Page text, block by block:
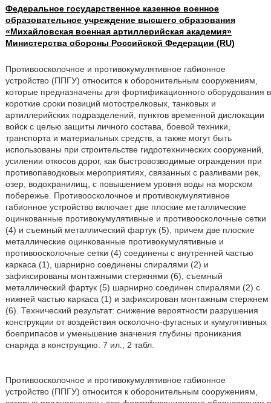
Федеральное государственное казенное военное
образовательное учреждение высшего образования
«Михайловская военная артиллерийская академия»
Министерства обороны Российской Федерации (RU)
Противоосколочное и противокумулятивное габионное
устройство (ППГУ) относится к оборонительным сооружениям,
которые предназначены для фортификационного оборудования в
короткие сроки позиций мотострелковых, танковых и
артиллерийских подразделений, пунктов временной дислокации
войск с целью защиты личного состава, боевой техники,
транспорта и материальных средств, а также могут быть
использованы при строительстве гидротехнических сооружений,
усилении откосов дорог, как быстровозводимые ограждения при
противопаводковых мероприятиях, связанных с разливами рек,
озер, водохранилищ, с повышением уровня воды на морском
побережье. Противоосколочное и противокумулятивное
габионное устройство включает две плоские металлические
оцинкованные противокумулятивные и противоосколочные сетки
(4) и съемный металлический фартук (5), причем две плоские
металлические оцинкованные противокумулятивные и
противоосколочные сетки (4) соединены с внутренней частью
каркаса (1), шарнирно соединены спиралями (2) и
зафиксированы монтажными стержнями (6), съемный
металлический фартук (5) шарнирно соединен спиралями (2) с
нижней частью каркаса (1) и зафиксирован монтажным стержнем
(6). Технический результат: снижение вероятности разрушения
конструкции от воздействия осколочно-фугасных и кумулятивных
боеприпасов и уменьшение значения глубины проникания
снаряда в конструкцию. 7 ил., 2 табл.
Противоосколочное и противокумулятивное габионное
устройство (ППГУ) относится к оборонительным сооружениям,